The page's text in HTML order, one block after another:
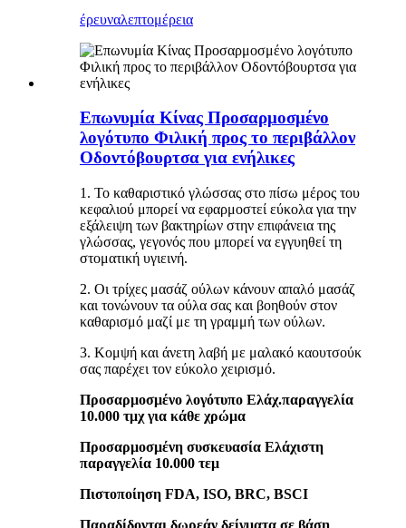
έρευναλεπτομέρεια
Επωνυμία Κίνας Προσαρμοσμένο
λογότυπο Φιλική προς το περιβάλλον
Οδοντόβουρτσα για ενήλικες
1. Το καθαριστικό γλώσσας στο πίσω μέρος του
κεφαλιού μπορεί να εφαρμοστεί εύκολα για την
εξάλειψη των βακτηρίων στην επιφάνεια της
γλώσσας, γεγονός που μπορεί να εγγυηθεί τη
στοματική υγιεινή.
2. Οι τρίχες μασάζ ούλων κάνουν απαλό μασάζ
και τονώνουν τα ούλα σας και βοηθούν στον
καθαρισμό μαζί με τη γραμμή των ούλων.
3. Κομψή και άνετη λαβή με μαλακό καουτσούκ
σας παρέχει τον εύκολο χειρισμό.
Προσαρμοσμένο λογότυπο Ελάχ.παραγγελία
10.000 τμχ για κάθε χρώμα
Προσαρμοσμένη συσκευασία Ελάχιστη
παραγγελία 10.000 τεμ
Πιστοποίηση FDA, ISO, BRC, BSCI